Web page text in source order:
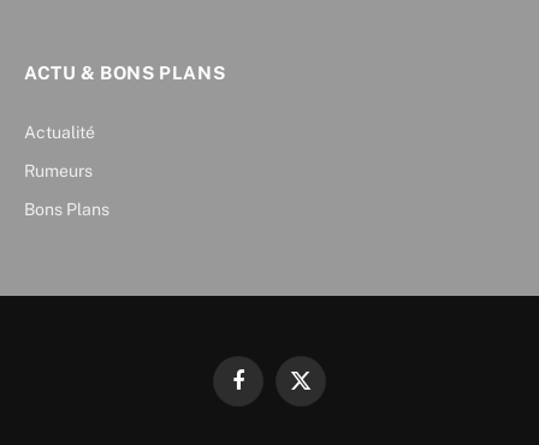
ACTU & BONS PLANS
Actualité
Rumeurs
Bons Plans
FacebookX